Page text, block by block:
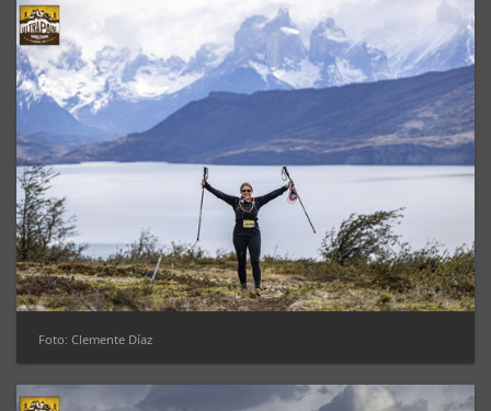
Foto: Clemente Díaz